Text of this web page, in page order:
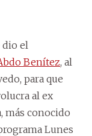
dio el
Benítez, al
para que
al ex
más conocido
Lunes